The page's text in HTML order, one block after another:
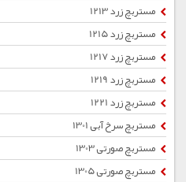
مستربچ زرد 1213
مستربچ زرد 1215
مستربچ زرد 1217
مستربچ زرد 1219
مستربچ زرد 1221
مستربچ سرخ آبی 1301
مستربچ صورتی 1303
مستربچ صورتی 1305